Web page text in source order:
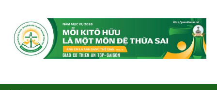
GIÁO
XỨ
THIÊN